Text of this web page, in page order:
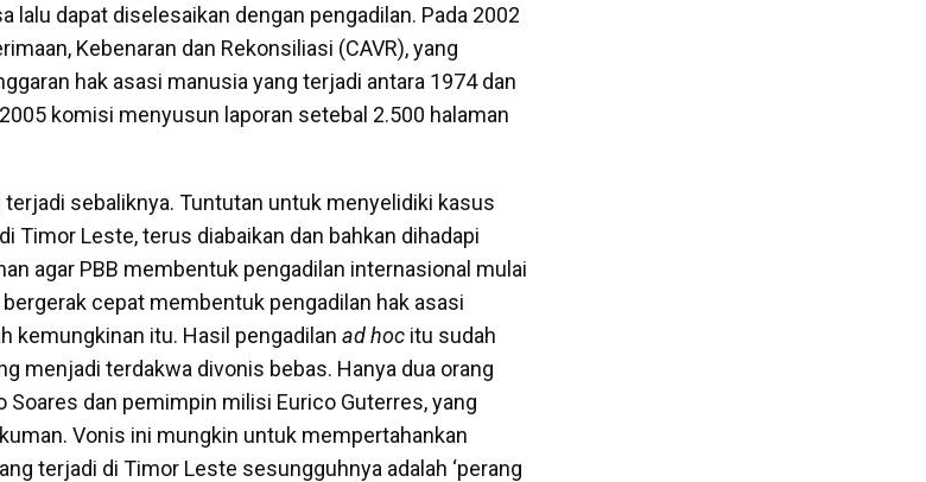
lalu dapat diselesaikan dengan pengadilan. Pada 2002
Kebenaran dan Rekonsiliasi (CAVR), yang
hak asasi manusia yang terjadi antara 1974 dan
komisi menyusun laporan setebal 2.500 halaman
sebaliknya. Tuntutan untuk menyelidiki kasus
Timor Leste, terus diabaikan dan bahkan dihadapi
agar PBB membentuk pengadilan internasional mulai
cepat membentuk pengadilan hak asasi
kemungkinan itu. Hasil pengadilan ad hoc itu sudah
menjadi terdakwa divonis bebas. Hanya dua orang
Soares dan pemimpin milisi Eurico Guterres, yang
Vonis ini mungkin untuk mempertahankan
terjadi di Timor Leste sesungguhnya adalah ‘perang